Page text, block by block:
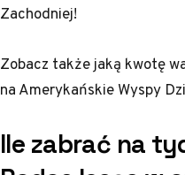
Zachodniej!
Zobacz takżejaką kwotę
na Amerykańskie Wyspy
Ile zabrać na